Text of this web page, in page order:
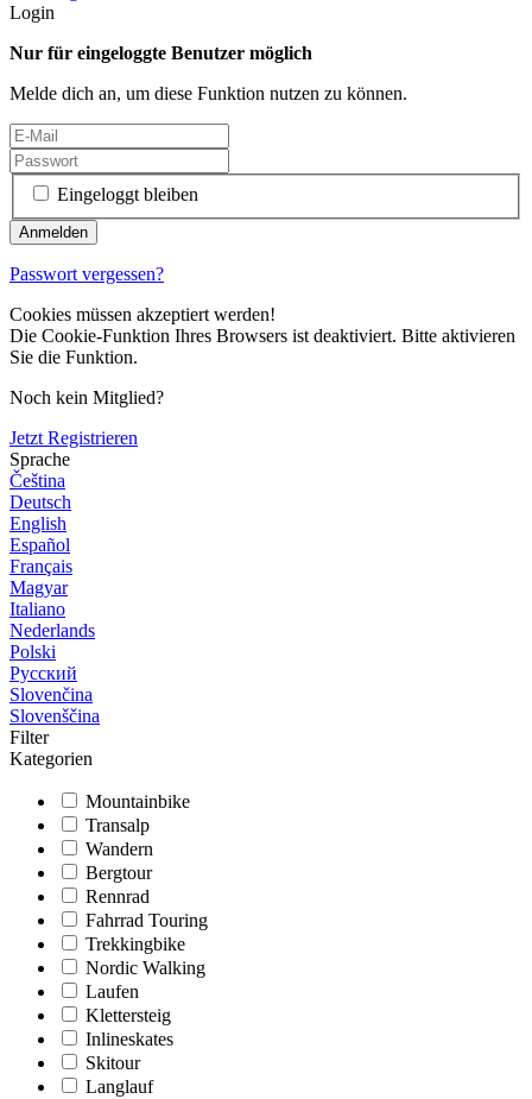
Login
Nur für eingeloggte Benutzer möglich
Melde dich an, um diese Funktion nutzen zu können.
Eingeloggt bleiben
Passwort vergessen?
Cookies müssen akzeptiert werden!
Die Cookie-Funktion Ihres Browsers ist deaktiviert. Bitte aktivieren
Sie die Funktion.
Noch kein Mitglied?
Jetzt Registrieren
Sprache
Čeština
Deutsch
English
Español
Français
Magyar
Italiano
Nederlands
Polski
Русский
Slovenčina
Slovenščina
Filter
Kategorien
Mountainbike
Transalp
Wandern
Bergtour
Rennrad
Fahrrad Touring
Trekkingbike
Nordic Walking
Laufen
Klettersteig
Inlineskates
Skitour
Langlauf